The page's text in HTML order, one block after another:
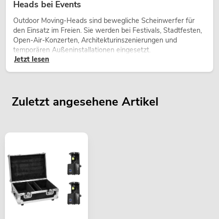
Heads bei Events
Outdoor Moving-Heads sind bewegliche Scheinwerfer für
den Einsatz im Freien. Sie werden bei Festivals, Stadtfesten,
Open-Air-Konzerten, Architekturinszenierungen und
temporären Außeninstallationen eingesetzt.
Jetzt lesen
Zuletzt angesehene Artikel